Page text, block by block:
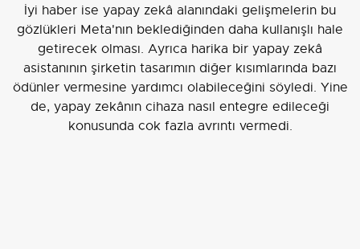
İyi haber ise yapay zekâ alanındaki gelişmelerin bu
gözlükleri Meta'nın beklediğinden daha kullanışlı hale
getirecek olması. Ayrıca harika bir yapay zekâ
asistanının şirketin tasarımın diğer kısımlarında bazı
ödünler vermesine yardımcı olabileceğini söyledi. Yine
de, yapay zekânın cihaza nasıl entegre edileceği
konusunda çok fazla ayrıntı vermedi.